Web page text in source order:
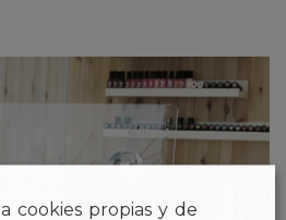
cookies propias y de